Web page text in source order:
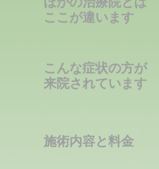
ここが違います
こんな症状の方が
来院されています
施術内容と料金